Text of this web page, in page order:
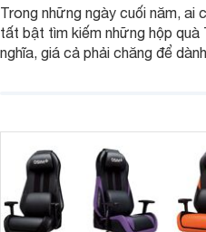
Trong những ngày cuối năm, ai
tất bật tìm kiếm những hộp quà
nghĩa, giá cả phải chăng để
- 500k đẹp mắt nhé.